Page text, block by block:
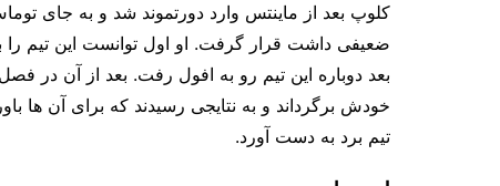
کلوپ بعد از ماینتس وارد دورتموند شد و به جای
ضعیفی داشت قرار گرفت. او اول توانست این تیم را
تیم برد به دست آورد.